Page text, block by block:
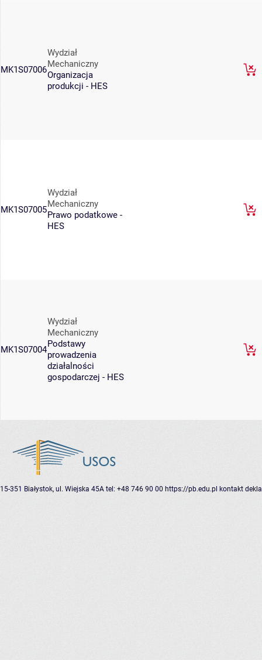
MK1S07006
Wydział
Mechaniczny
Organizacja
produkcji - HES
MK1S07005
Wydział
Mechaniczny
Prawo podatkowe -
HES
MK1S07004
Wydział
Mechaniczny
Podstawy
prowadzenia
działalności
gospodarczej - HES
15-351 Białystok, ul. Wiejska 45A tel: +48 746 90 00 https://pb.edu.pl kontakt